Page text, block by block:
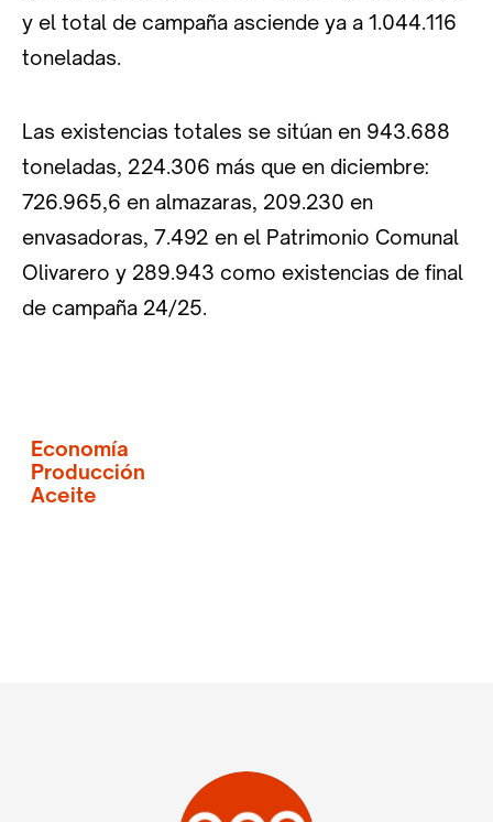
y el total de campaña asciende ya a 1.044.116
toneladas.
Las existencias totales se sitúan en 943.688
toneladas, 224.306 más que en diciembre:
726.965,6 en almazaras, 209.230 en
envasadoras, 7.492 en el Patrimonio Comunal
Olivarero y 289.943 como existencias de final
de campaña 24/25.
Economía
Producción
Aceite